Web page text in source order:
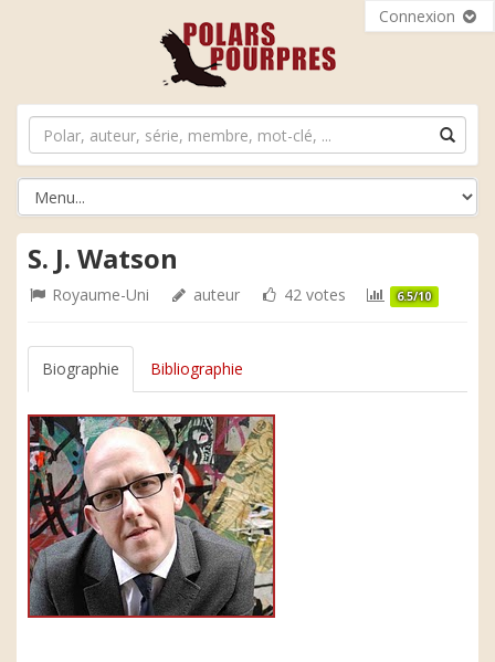
Connexion
S. J. Watson
Royaume-Uni auteur 42 votes 6.5/10
Biographie Bibliographie